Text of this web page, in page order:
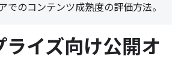
でのコンテンツ成熟度の評価方法。
ライズ向け公開オ